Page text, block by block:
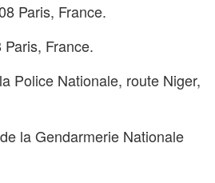
Paris, France.
France.
Police Nationale, route Niger,
la Gendarmerie Nationale